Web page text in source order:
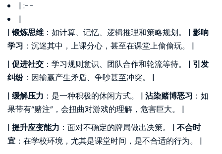
| :--
|
| 锻炼思维 ：如计算、记忆、逻辑推理和策略规划。 | 影响
学习 ：沉迷其中，上课分心，甚至在课堂上偷偷玩。 |
| 促进社交 ：学习规则意识、团队合作和轮流等待。 | 引发
纠纷：因输赢产生矛盾、争吵甚至冲突。 |
| 缓解压力 ：是一种积极的休闲方式。 | 沾染赌博恶习 ：如
果带有“赌注”，会扭曲对游戏的理解，危害巨大。 |
| 提升应变能力 ：面对不确定的牌局做出决策。 | 不合时
宜 ：在学校环境，尤其是课堂时间，是不合适的行为。 |